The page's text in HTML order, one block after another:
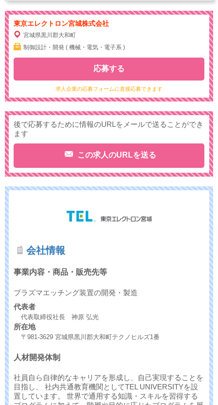
東京エレクトロン宮城株式会社
宮城県黒川郡大和町
制御設計・開発 ( 機械・電気・電子系 )
求人企業の応募フォームに直接応募できます
応募する
後で応募するために情報のURLをメールで送ることができ
ます
この求人のURLを送る
会社情報
事業内容・商品・販売先等
プラズマエッチング装置の開発・製造
代表者
代表取締役社長 神原 弘光
所在地
〒981-3629 宮城県黒川郡大和町テクノヒルズ1番
人材開発体制
社員自ら自律的なキャリアを形成し、自己実現することを
目指し、 社内共通教育機関としてTEL UNIVERSITYを設
置しています。 世界で通用する知識・スキルを習得する